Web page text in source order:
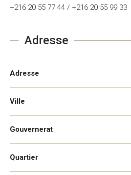
+216 20 55 77 44 / +216 20 55 99 33
Adresse
Adresse
Ville
Gouvernerat
Quartier